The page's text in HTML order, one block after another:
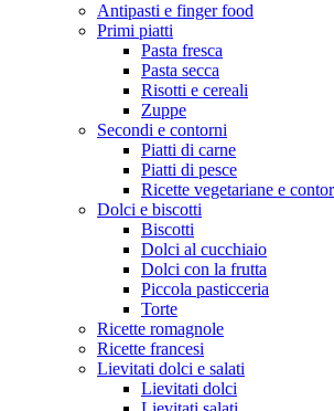
Antipasti e finger food
Primi piatti
Pasta fresca
Pasta secca
Risotti e cereali
Zuppe
Secondi e contorni
Piatti di carne
Piatti di pesce
Ricette vegetariane e
Dolci e biscotti
Biscotti
Dolci al cucchiaio
Dolci con la frutta
Piccola pasticceria
Torte
Ricette romagnole
Ricette francesi
Lievitati dolci e salati
Lievitati dolci